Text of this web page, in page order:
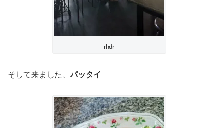
rhdr
そして来ました、パッタイ